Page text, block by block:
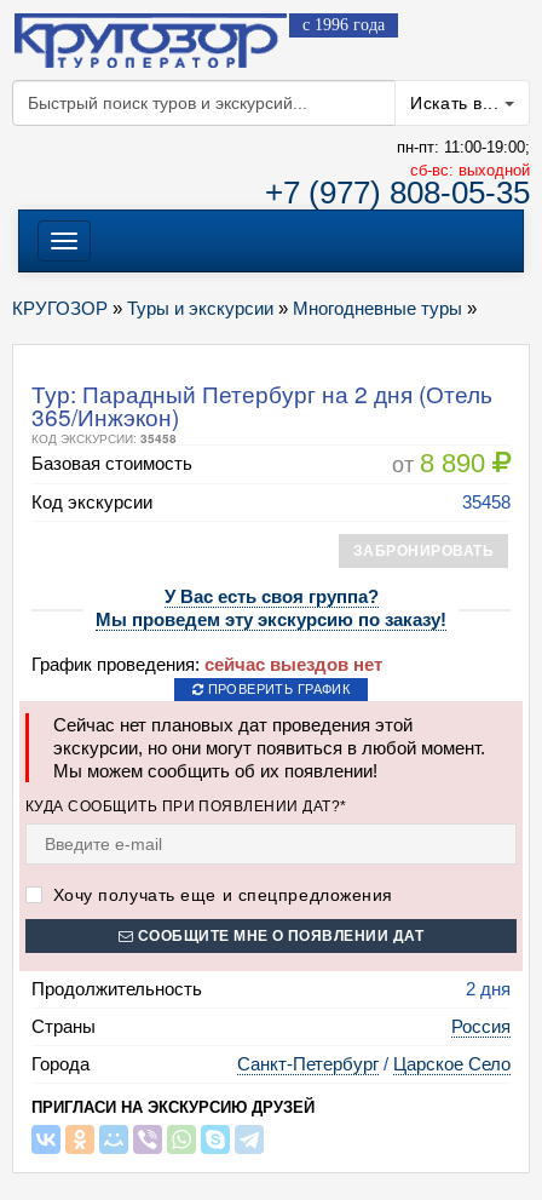
с 1996 года
Искать в...
пн-пт: 11:00-19:00;
cб-вс: выходной
+7 (977) 808-05-35
Меню
КРУГОЗОР » Туры и экскурсии » Многодневные туры »
Тур: Парадный Петербург на 2 дня (Отель
365/Инжэкон)
КОД ЭКСКУРСИИ: 35458
Базовая стоимость от 8 890
Код экскурсии 35458
ЗАБРОНИРОВАТЬ
У Вас есть своя группа?
Мы проведем эту экскурсию по заказу!
График проведения: сейчас выездов нет
ПРОВЕРИТЬ ГРАФИК
Сейчас нет плановых дат проведения этой
экскурсии, но они могут появиться в любой момент.
Мы можем сообщить об их появлении!
КУДА СООБЩИТЬ ПРИ ПОЯВЛЕНИИ ДАТ?*
Хочу получать еще и спецпредложения
СООБЩИТЕ МНЕ О ПОЯВЛЕНИИ ДАТ
Продолжительность
2 дня
Страны
Россия
Города
Санкт-Петербург / Царское Село
ПРИГЛАСИ НА ЭКСКУРСИЮ ДРУЗЕЙ